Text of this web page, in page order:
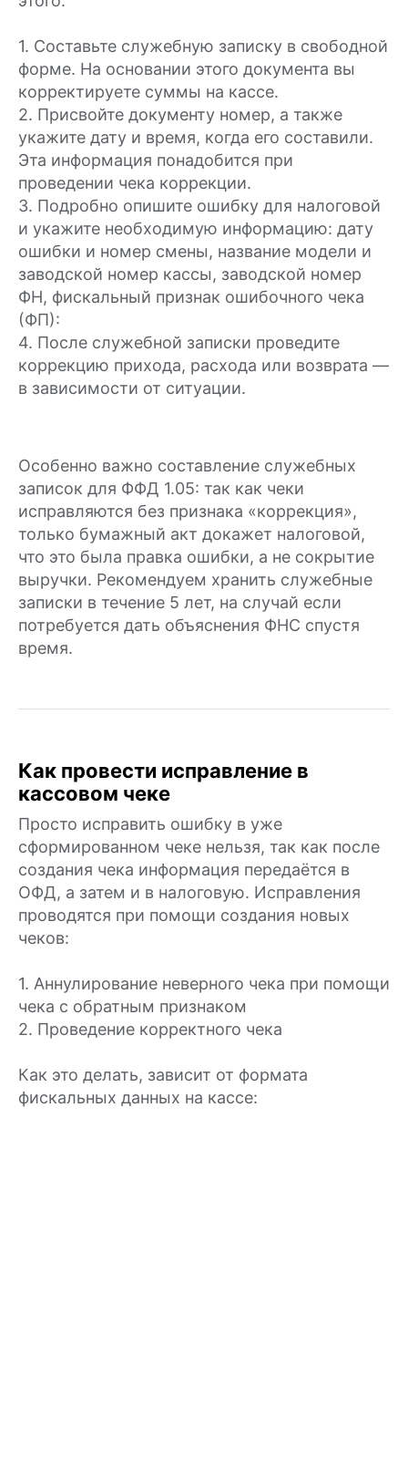
1. Составьте служебную записку в свободной
форме. На основании этого документа вы
корректируете суммы на кассе.
2. Присвойте документу номер, а также
укажите дату и время, когда его составили.
Эта информация понадобится при
проведении чека коррекции.
3. Подробно опишите ошибку для налоговой
и укажите необходимую информацию: дату
ошибки и номер смены, название модели и
заводской номер кассы, заводской номер
ФН, фискальный признак ошибочного чека
(ФП):
4. После служебной записки проведите
коррекцию прихода, расхода или возврата —
в зависимости от ситуации.
Особенно важно составление служебных
записок для ФФД 1.05: так как чеки
исправляются без признака «коррекция»,
только бумажный акт докажет налоговой,
что это была правка ошибки, а не сокрытие
выручки. Рекомендуем хранить служебные
записки в течение 5 лет, на случай если
потребуется дать объяснения ФНС спустя
время.
Как провести исправление в
кассовом чеке
Просто исправить ошибку в уже
сформированном чеке нельзя, так как после
создания чека информация передаётся в
ОФД, а затем и в налоговую. Исправления
проводятся при помощи создания новых
чеков:
1. Аннулирование неверного чека при помощи
чека с обратным признаком
2. Проведение корректного чека
Как это делать, зависит от формата
фискальных данных на кассе: